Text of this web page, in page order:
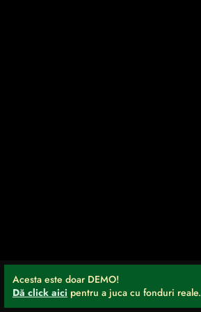
Acesta este doar DEMO!
Dă click aici pentru a juca cu fonduri reale.